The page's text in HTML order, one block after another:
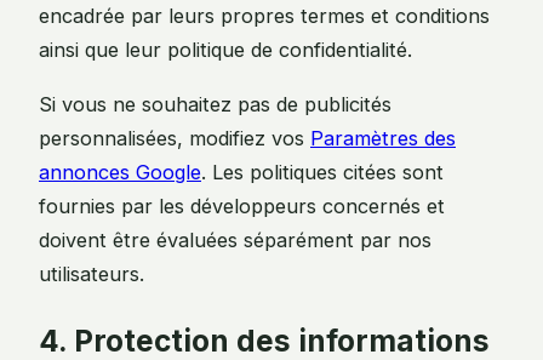
encadrée par leurs propres termes et conditions
ainsi que leur politique de confidentialité.
Si vous ne souhaitez pas de publicités
personnalisées, modifiez vos Paramètres des
annonces Google. Les politiques citées sont
fournies par les développeurs concernés et
doivent être évaluées séparément par nos
utilisateurs.
4. Protection des informations